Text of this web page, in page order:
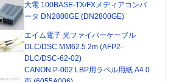
大電 100BASE-TX/FXメディアコンバ
ータ DN2800GE (DN2800GE)
エイム電子 光ファイバーケーブル
DLC/DSC MM62.5 2m (AFP2-
DLC/DSC-62-02)
CANON P-002 LBP用ラベル用紙 A4 0